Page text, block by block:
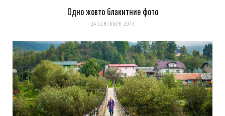
Сохранить моё имя, email и адрес сайта в этом браузере для
Уведомить меня о новых комментариях по email.
Уведомлять меня о новых записях почтой.
Оповещать о новых
комментариях. А можно простоподписаться на комментарии
Одно жовто блакитние фото
24 СЕНТЯБРЯ 2015